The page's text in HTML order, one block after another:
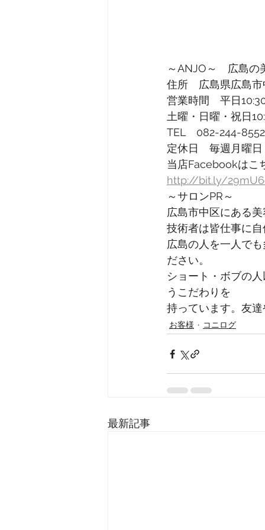
～ANJO～　広島の
住所　広島県広島
営業時間　平日
土曜・日曜・祝日
TEL　082-244-8552
定休日　毎週月曜
当店Facebookはこ
http://bit.ly/
～サロンPR～
広島市中区にある
技術者は皆仕事に自
広島の人を一人で
ださい。
ショート・ボブの
うこだわりを
持っています。友
お客様 コニログ
最新記事